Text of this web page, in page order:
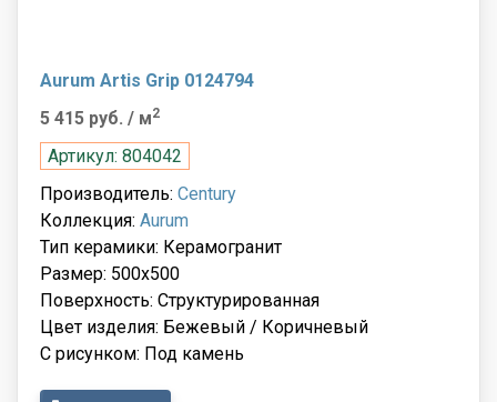
Aurum Artis Grip 0124794
5 415 руб. / м2
Артикул: 804042
Производитель: Century
Коллекция: Aurum
Тип керамики: Керамогранит
Размер: 500x500
Поверхность: Структурированная
Цвет изделия: Бежевый / Коричневый
С рисунком: Под камень